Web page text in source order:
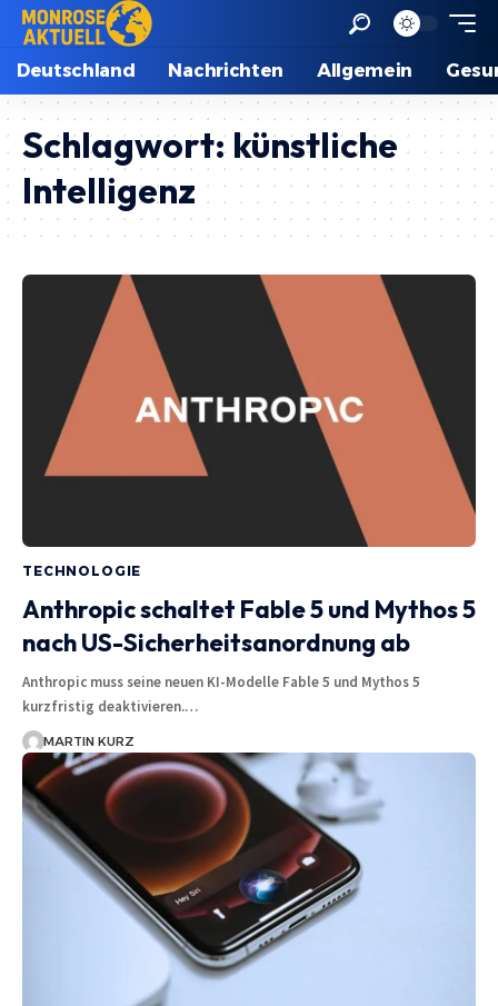
Deutschland Nachrichten Allgemein
Schlagwort: künstliche
Intelligenz
TECHNOLOGIE
Anthropic schaltet Fable 5 und Mythos 5
nach US-Sicherheitsanordnung ab
Anthropic muss seine neuen KI-Modelle Fable 5 und Mythos 5
kurzfristig deaktivieren.…
MARTIN KURZ